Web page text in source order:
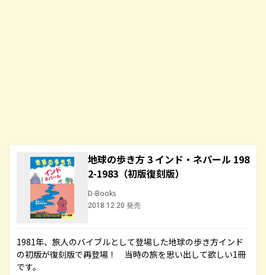
地球の歩き方 3 インド・ネパール 198
2-1983（初版復刻版）
D-Books
2018.12.20 発売
1981年、旅人のバイブルとして登場した地球の歩き方インド
の初版が復刻版で再登場！ 当時の旅を思い出して欲しい1冊
です。